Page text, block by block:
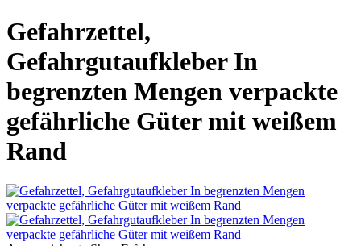
Gefahrzettel,
Gefahrgutaufkleber In
begrenzten Mengen verpackte
gefährliche Güter mit weißem
Rand